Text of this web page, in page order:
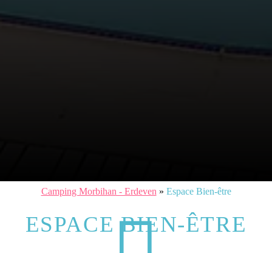
Camping Morbihan - Erdeven » Espace Bien-être
ESPACE BIEN-ÊTRE